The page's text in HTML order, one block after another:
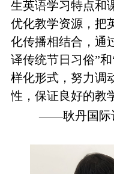
生英语学习特点和
优化教学资源，把
化传播相结合，通
译传统节日习俗”
样化形式，努力调
性，保证良好的教
——耿丹国际